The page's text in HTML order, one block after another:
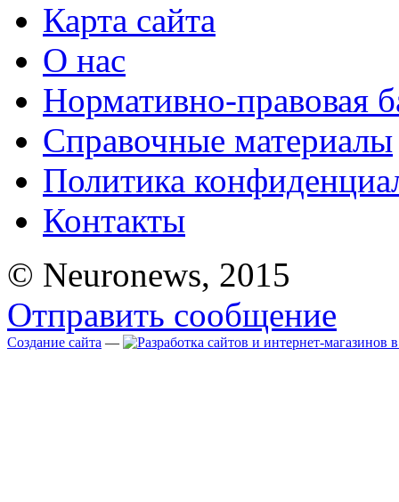
Карта сайта
О нас
Нормативно-правовая
Справочные материалы
Политика
Контакты
© Neuronews, 2015
Отправить сообщение
Создание сайта —